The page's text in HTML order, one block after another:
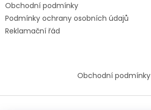
Obchodní podmínky
Podmínky ochrany osobních údajů
Reklamační řád
Obchodní podmínky